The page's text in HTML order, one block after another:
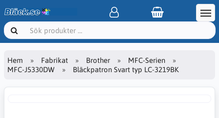
Hem Fabrikat Brother
MFC-Serien
MFC-J5330DW
Bläckpatron Svart typ LC-3219BK